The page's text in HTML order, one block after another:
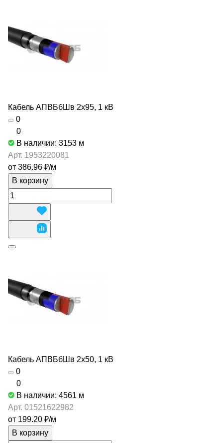
Кабель АПВБбШв 2х95, 1 кВ
0
0
В наличии: 3153 м
Арт. 1953220081
от 386.96 ₽/м
В корзину
Кабель АПВБбШв 2х50, 1 кВ
0
0
В наличии: 4561 м
Арт. 01521622982
от 199.20 ₽/м
В корзину